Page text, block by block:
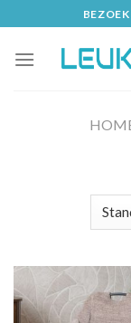
to
content